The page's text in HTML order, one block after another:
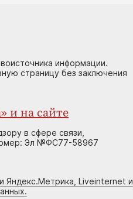
информации.
страницу без заключения
и на сайте
в сфере связи,
Эл №ФС77-58967
Яндекс.Метрика, Liveinternet и